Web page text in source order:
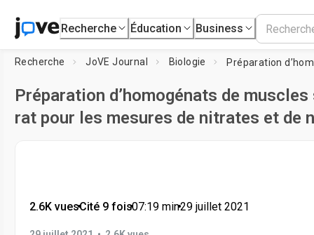
Recherche Éducation Business
Recherche JoVE Journal Biologie
Préparation d’homogénats de
rat pour les mesures de nitrates et de
2.6K vues•Cité 9 fois•07:19 min•29 juillet 2021